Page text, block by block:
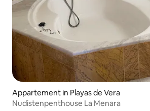
Appartement in Playas de Vera
Nudistenpenthouse La Menara